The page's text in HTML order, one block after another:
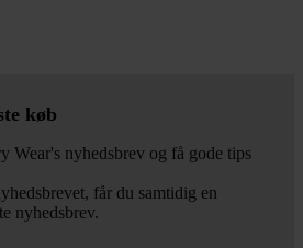
køb
Wear's nyhedsbrev og få gode tips
får du samtidig en
nyhedsbrev.